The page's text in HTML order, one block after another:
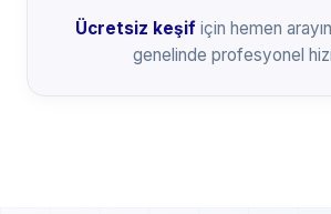
Ücretsiz keşifiçin hemen
genelinde profesyonel